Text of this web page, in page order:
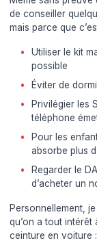
de conseiller
mais parce que
Utiliser le kit
possible
Éviter de
Privilégier les
téléphone
Pour les
absorbe plus
Regarder le
d’acheter un
Personnellement,
qu’on a tout intérêt
ceinture en voiture